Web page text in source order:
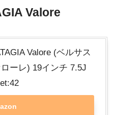
Valore
Valore (ベルサス
ーレ) 19インチ 7.5J